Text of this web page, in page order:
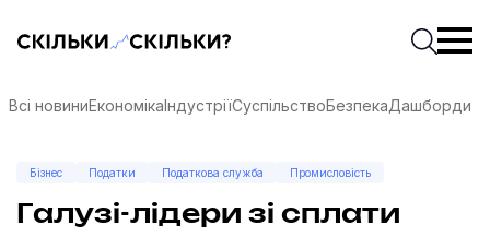
Скільки-скільки? — Медіа про суспільні даніПочати
Всі новиниЕкономікаІндустріїСуспільствоБезпекаДашборди
Бізнес Податки Податкова служба Промисловість
Галузі-лідери зі сплати